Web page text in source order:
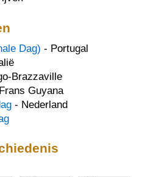
Dag) - Portugal
Brazzaville
Guyana
- Nederland